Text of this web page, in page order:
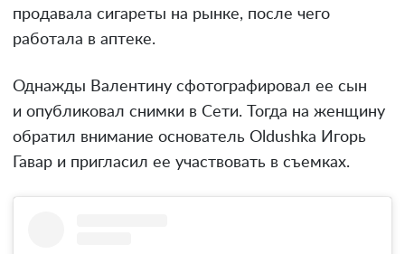
продавала сигареты на рынке, после чего
работала в аптеке.
Однажды Валентину сфотографировал ее сын
и опубликовал снимки в Сети. Тогда на женщину
обратил внимание основатель Oldushka Игорь
Гавар и пригласил ее участвовать в съемках.